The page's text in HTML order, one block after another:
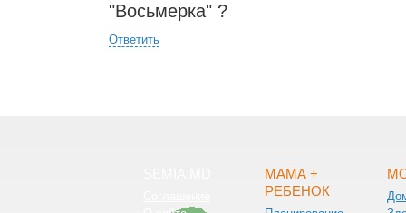
"Восьмерка" ?
Ответить
МАМА +
РЕБЕНОК